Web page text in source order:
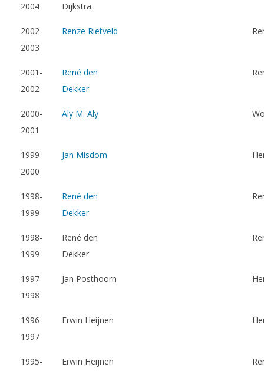
2004
Dijkstra
2002-
2003
Renze Rietveld
2001-
2002
René den
Dekker
2000-
2001
Aly M. Aly
1999-
2000
Jan Misdom
1998-
1999
René den
Dekker
1998-
1999
René den
Dekker
1997-
1998
Jan Posthoorn
1996-
1997
Erwin Heijnen
1995- Erwin Heijnen